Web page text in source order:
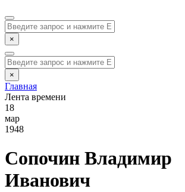
×
×
Главная
Лента времени
18
мар
1948
Сопочин Владимир
Иванович